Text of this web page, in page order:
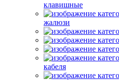
клавишные
жалюзи
кабеля